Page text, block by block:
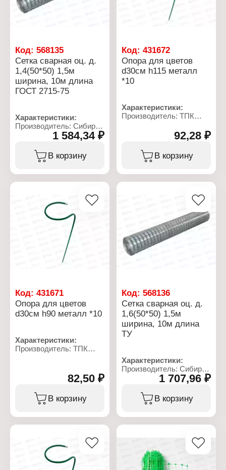
Код: 568135
Сетка сварная оц. д.
1,4(50*50) 1,5м
ширина, 10м длина
ГОСТ 2715-75
Характеристики:
Производитель: Сибирь
садовая
Конструкция: сварная
Длина: 10 м
Стандарт: ГОСТ 2715-75
Материал: сталь
Покрытие: оцинкованная
1 584,34 ₽
В корзину
Код:431672
Опора для цветов
d30см h115 металл
*10
Характеристики:
Производитель: ТПК
Тип товара: Опора для
Назначение: для цветов
Диаметр: 30 см
Материал: металл, ПВХ
92,28 ₽
В корзину
Код: 431671
Опора для цветов
d30см h90 металл *10
Характеристики:
Производитель: ТПК
Назначение: для цветов
Диаметр: 30 см
Высота: 90 см
Цвет: зеленый
82,50 ₽
В корзину
Код:568136
Сетка сварная оц. д.
1,6(50*50) 1,5м
ширина, 10м длина
ТУ
Характеристики:
Производитель: Сибирь
садовая
Конструкция: сварная
Ширина: 1,5 м
Стандарт: ТУ
Материал: сталь
1 707,96 ₽
В корзину